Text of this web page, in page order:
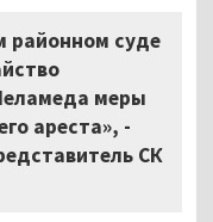
районном суде
меры
ареста», -
СК